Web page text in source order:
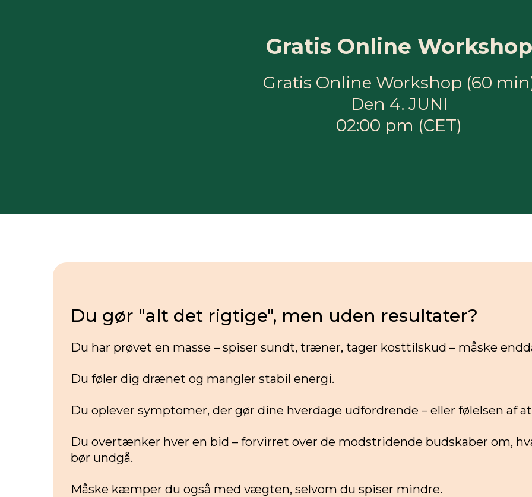
Gratis Online Workshop
Gratis Online Workshop (60
Den 4. JUNI
02:00 pm (CET)
Du gør "alt det rigtige", men uden resultater?
Du har prøvet en masse – spiser sundt, træner, tager kosttilskud – måske
Du føler dig drænet og mangler stabil energi.
Du oplever symptomer, der gør dine hverdage udfordrende – eller følelsen af
Du overtænker hver en bid – forvirret over de modstridende budskaber om,
bør undgå.
Måske kæmper du også med vægten, selvom du spiser mindre.